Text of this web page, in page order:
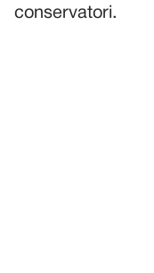
conservatori.